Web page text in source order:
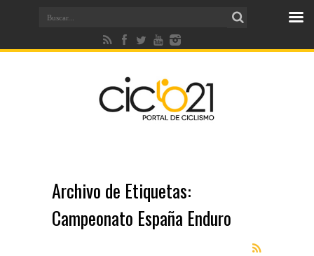
Archivo de Etiquetas:
Campeonato España Enduro